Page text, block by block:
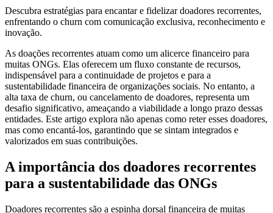
Descubra estratégias para encantar e fidelizar doadores recorrentes,
enfrentando o churn com comunicação exclusiva, reconhecimento e
inovação.
As doações recorrentes atuam como um alicerce financeiro para
muitas ONGs. Elas oferecem um fluxo constante de recursos,
indispensável para a continuidade de projetos e para a
sustentabilidade financeira de organizações sociais. No entanto, a
alta taxa de churn, ou cancelamento de doadores, representa um
desafio significativo, ameaçando a viabilidade a longo prazo dessas
entidades. Este artigo explora não apenas como reter esses doadores,
mas como encantá-los, garantindo que se sintam integrados e
valorizados em suas contribuições.
A importância dos doadores recorrentes
para a sustentabilidade das ONGs
Doadores recorrentes são a espinha dorsal financeira de muitas